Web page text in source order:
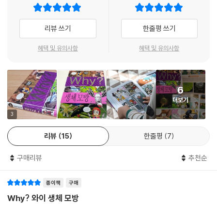
리뷰 쓰기
혜택 및 유의사항
한줄평 쓰기
혜택 및 유의사항
3
6
더보기
리뷰 15 한줄평 7
구매리뷰 추천순
종이책 구매
Why? 와이 생체 모방